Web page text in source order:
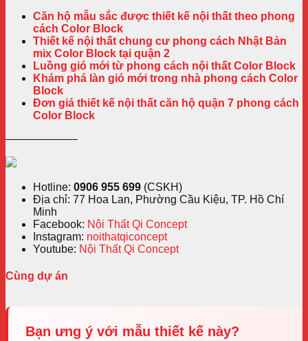
Căn hộ mẫu sắc được thiết kế nội thất theo phong
cách Color Block
Thiết kế nội thất chung cư phong cách Nhật Bản
mix Color Block tại quận 2
Luồng gió mới từ phong cách nội thất Color Block
Khám phá làn gió mới trong nhà phong cách Color
Block
Đơn giá thiết kế nội thất căn hộ quận 7 phong cách
Color Block
——————–
Hotline: 0906 955 699 (CSKH)
Địa chỉ: 77 Hoa Lan, Phường Cầu Kiệu, TP. Hồ Chí
Minh
Facebook: Nội Thất Qi Concept
Instagram: noithatqiconcept
Youtube: Nội Thất Qi Concept
Cùng dự án
Bạn ưng ý với mẫu thiết kế này?